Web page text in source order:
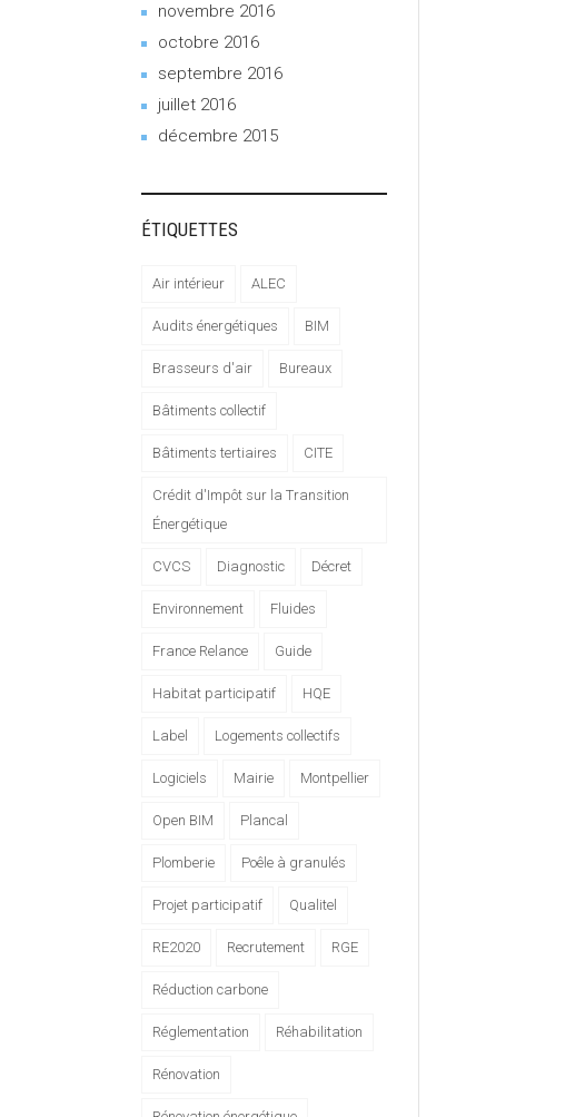
novembre 2016
octobre 2016
septembre 2016
juillet 2016
décembre 2015
ÉTIQUETTES
Air intérieur ALEC
Audits énergétiques BIM
Brasseurs d'air Bureaux
Bâtiments collectif
Bâtiments tertiaires CITE
Crédit d'Impôt sur la Transition
Énergétique
CVCS Diagnostic Décret
Environnement Fluides
France Relance Guide
Habitat participatif HQE
Label Logements collectifs
Logiciels Mairie Montpellier
Open BIM Plancal
Plomberie Poêle à granulés
Projet participatif Qualitel
RE2020 Recrutement RGE
Réduction carbone
Réglementation Réhabilitation
Rénovation